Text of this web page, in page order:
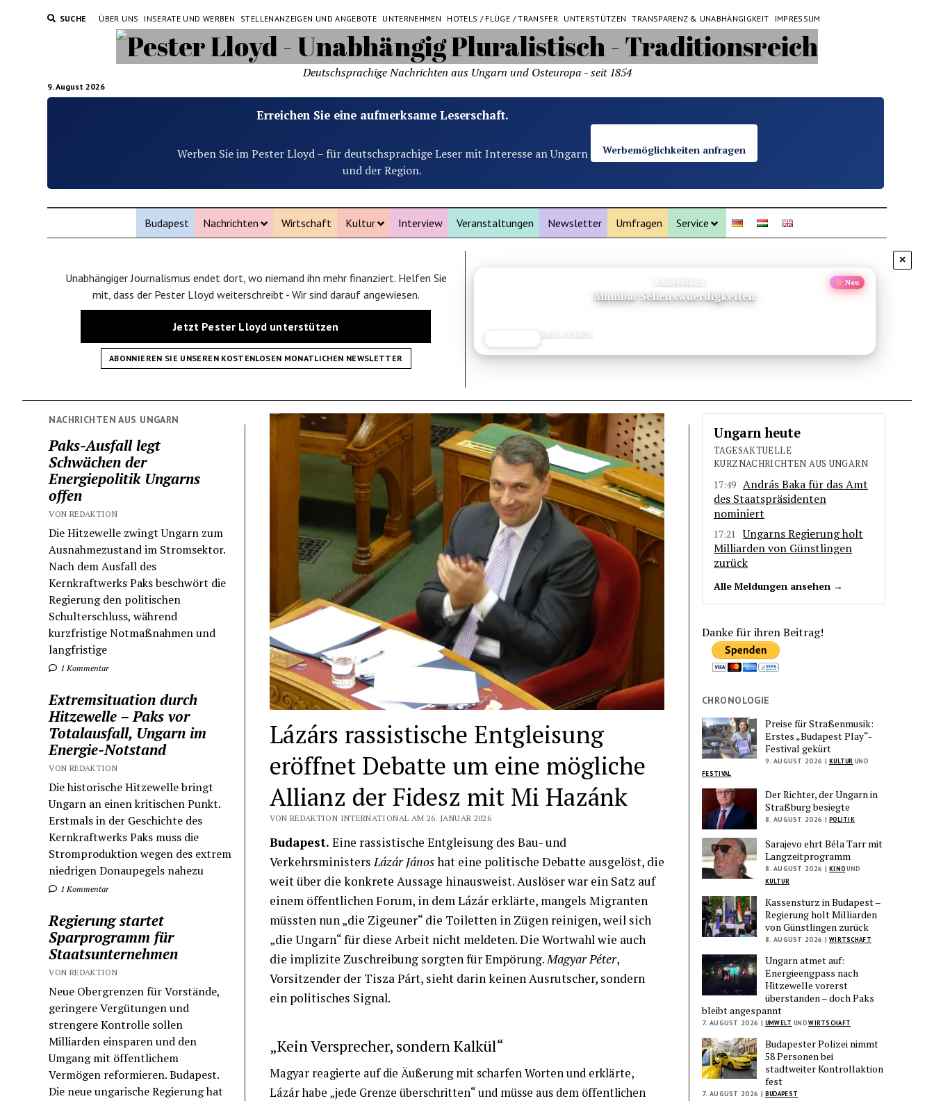
SUCHE ÜBER UNS INSERATE UND WERBEN STELLENANZEIGEN UND ANGEBOTE UNTERNEHMEN HOTELS / FLÜGE / TRANSFER UNTERSTÜTZEN TRANSPARENZ & UNABHÄNGIGKEIT IMPRESSUM
9. August 2026
Deutschsprachige Nachrichten aus Ungarn und Osteuropa - seit 1854
Erreichen Sie eine aufmerksame Leserschaft.
Werben Sie im Pester Lloyd – für deutschsprachige Leser mit Interesse an Ungarn
und der Region.
Werbemöglichkeiten anfragen
Budapest Nachrichten Wirtschaft Kultur Interview Veranstaltungen Newsletter Umfragen Service
×
Unabhängiger Journalismus endet dort, wo niemand ihn mehr finanziert. Helfen Sie
mit, dass der Pester Lloyd weiterschreibt - Wir sind darauf angewiesen.
Jetzt Pester Lloyd unterstützen
ABONNIEREN SIE UNSEREN KOSTENLOSEN MONATLICHEN NEWSLETTER
Empfehlung Neu
Mumbai Sehenswuerdigkeiten
Reise-Guide
NACHRICHTEN AUS UNGARN
Paks-Ausfall legt
Schwächen der
Energiepolitik Ungarns
offen
VON REDAKTION
Die Hitzewelle zwingt Ungarn zum
Ausnahmezustand im Stromsektor.
Nach dem Ausfall des
Kernkraftwerks Paks beschwört die
Regierung den politischen
Schulterschluss, während
kurzfristige Notmaßnahmen und
langfristige
1 Kommentar
Extremsituation durch
Hitzewelle – Paks vor
Totalausfall, Ungarn im
Energie-Notstand
VON REDAKTION
Die historische Hitzewelle bringt
Ungarn an einen kritischen Punkt.
Erstmals in der Geschichte des
Kernkraftwerks Paks muss die
Stromproduktion wegen des extrem
niedrigen Donaupegels nahezu
1 Kommentar
Regierung startet
Sparprogramm für
Staatsunternehmen
VON REDAKTION
Neue Obergrenzen für Vorstände,
geringere Vergütungen und
strengere Kontrolle sollen
Milliarden einsparen und den
Umgang mit öffentlichem
Vermögen reformieren. Budapest.
Die neue ungarische Regierung hat
Lázárs rassistische Entgleisung
eröffnet Debatte um eine mögliche
Allianz der Fidesz mit Mi Hazánk
VON REDAKTION INTERNATIONAL AM 26. JANUAR 2026
Budapest. Eine rassistische Entgleisung des Bau- und
VerkehrsministersLázár Jánoshat eine politische Debatte ausgelöst, die
weit über die konkrete Aussage hinausweist. Auslöser war ein Satz auf
einem öffentlichen Forum, in dem Lázár erklärte, mangels Migranten
müssten nun „die Zigeuner“ die Toiletten in Zügen reinigen, weil sich
„die Ungarn“ für diese Arbeit nicht meldeten. Die Wortwahl wie auch
die implizite Zuschreibung sorgten für Empörung.Magyar Péter,
Vorsitzender der Tisza Párt, sieht darin keinen Ausrutscher, sondern
ein politisches Signal.
„Kein Versprecher, sondern Kalkül“
Magyar reagierte auf die Äußerung mit scharfen Worten und erklärte,
Lázár habe „jede Grenze überschritten“ und müsse aus dem öffentlichen
Ungarn heute
TAGESAKTUELLE
KURZNACHRICHTEN AUS UNGARN
17:49 András Baka für das Amt
des Staatspräsidenten
nominiert
17:21
Ungarns Regierung holt
Milliarden von Günstlingen
zurück
Alle Meldungen ansehen →
Danke für ihren Beitrag!
CHRONOLOGIE
Preise für Straßenmusik:
Erstes „Budapest Play“-
Festival gekürt
9. AUGUST 2026 | KULTUR UND
FESTIVAL
Der Richter, der Ungarn in
Straßburg besiegte
8. AUGUST 2026 | POLITIK
Sarajevo ehrt Béla Tarr mit
Langzeitprogramm
8. AUGUST 2026 | KINOUND
KULTUR
Kassensturz in Budapest –
Regierung holt Milliarden
von Günstlingen zurück
8. AUGUST 2026 | WIRTSCHAFT
Ungarn atmet auf:
Energieengpass nach
Hitzewelle vorerst
überstanden – doch Paks
bleibt angespannt
7. AUGUST 2026 | UMWELT UNDWIRTSCHAFT
Budapester Polizei nimmt
58 Personen bei
stadtweiter Kontrollaktion
fest
7. AUGUST 2026 | BUDAPEST